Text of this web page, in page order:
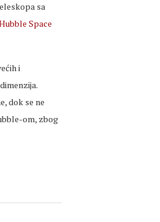
sa
Space
i
dok se ne
om, zbog